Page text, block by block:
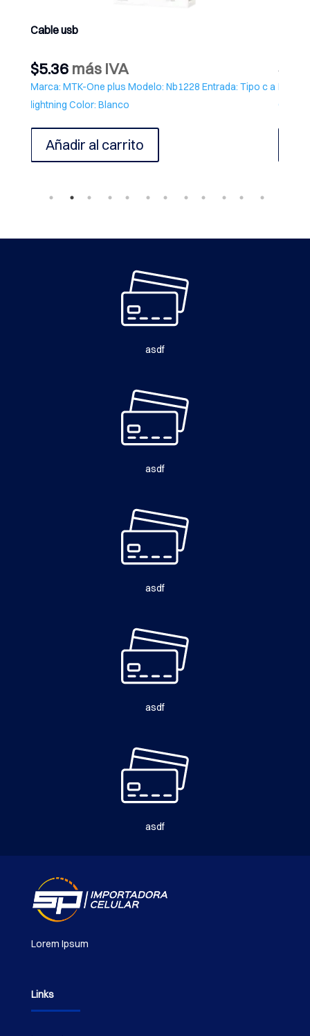
Cable usb
$5.36 más IVA
Marca: MTK-One plus Modelo: Nb1228 Entrada: Tipo c a
lightning Color: Blanco
Añadir al carrito
$
Color:
asdf
asdf
asdf
asdf
asdf
Lorem Ipsum
Links